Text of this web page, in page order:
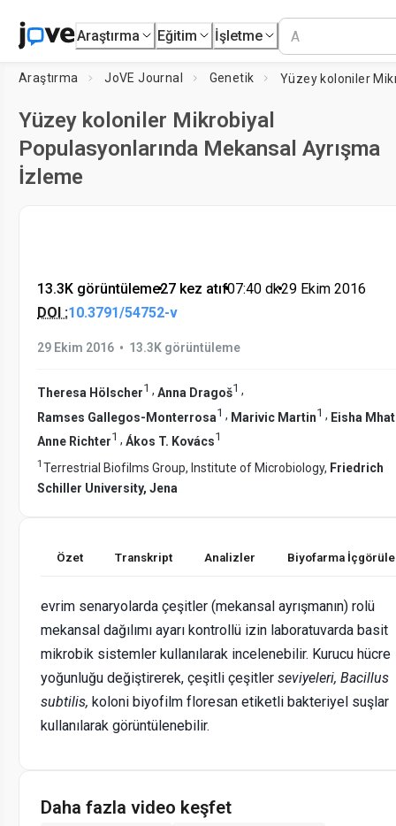
Araştırma Eğitim İşletme
Araştırma JoVE Journal Genetik
Yüzey koloniler Mikrobiyal
Populasyonlarında Mekansal Ayrışma
İzleme
13.3K görüntüleme•27 kez atıf•07:40 dk•29 Ekim 2016
DOI :10.3791/54752-v
29 Ekim 2016 • 13.3K görüntüleme
Theresa Hölscher1 , Anna Dragoš1 ,
Ramses Gallegos-Monterrosa1 , Marivic Martin1 , Eisha
Anne Richter1 , Ákos T. Kovács1
1 Terrestrial Biofilms Group, Institute of Microbiology, Friedrich
Schiller University, Jena
Özet Transkript Analizler Biyofarma
evrim senaryolarda çeşitler (mekansal ayrışmanın) rolü
mekansal dağılımı ayarı kontrollü izin laboratuvarda basit
mikrobik sistemler kullanılarak incelenebilir. Kurucu hücre
yoğunluğu değiştirerek, çeşitli çeşitler seviyeleri, Bacillus
subtilis, koloni biyofilm floresan etiketli bakteriyel suşlar
kullanılarak görüntülenebilir.
Daha fazla video keşfet